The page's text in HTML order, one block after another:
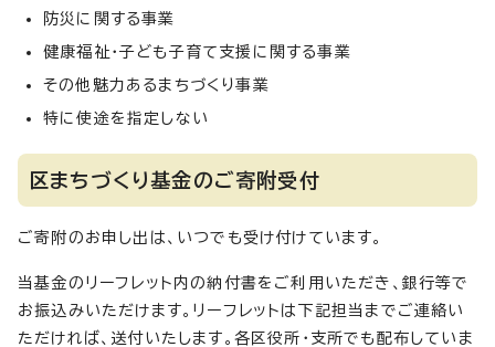
防災に関する事業
健康福祉・子ども子育て支援に関する事業
その他魅力あるまちづくり事業
特に使途を指定しない
区まちづくり基金のご寄附受付
ご寄附のお申し出は、いつでも受け付けています。
当基金のリーフレット内の納付書をご利用いただき、銀行等で
お振込みいただけます。リーフレットは下記担当までご連絡い
ただければ、送付いたします。各区役所・支所でも配布していま